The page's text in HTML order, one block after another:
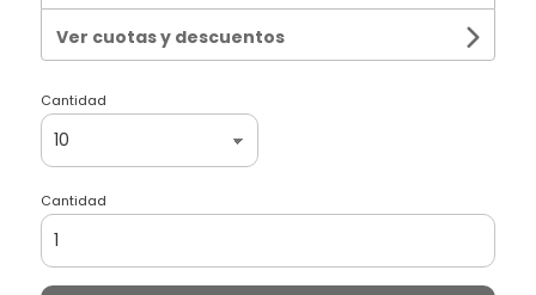
Ver cuotas y descuentos
Cantidad
Cantidad